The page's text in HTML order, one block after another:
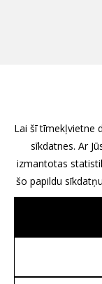
Lai šī tīmekļvietne
sīkdatnes. Ar
izmantotas
šo papildu